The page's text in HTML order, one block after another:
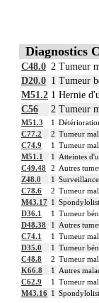
Diagnostics
C48.0 2 Tumeur
D20.0 1 Tumeur
M51.2 1 Hernie
C56
2 Tumeur
M51.3 1
C77.2
2 Tumeur
C74.9
1 Tumeur
M51.1
1
Atteintes
C49.48
2 Autres
Z48.0
1
C78.6
2 Tumeur
M43.17 1
D36.1
1 Tumeur
D48.38
1
Autres
C74.1
1 Tumeur
D35.0
1 Tumeur
C48.8
2 Tumeur
K66.8
1
Autres
C62.9
1 Tumeur
M43.16 1